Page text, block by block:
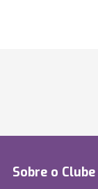
Sobre o Clube